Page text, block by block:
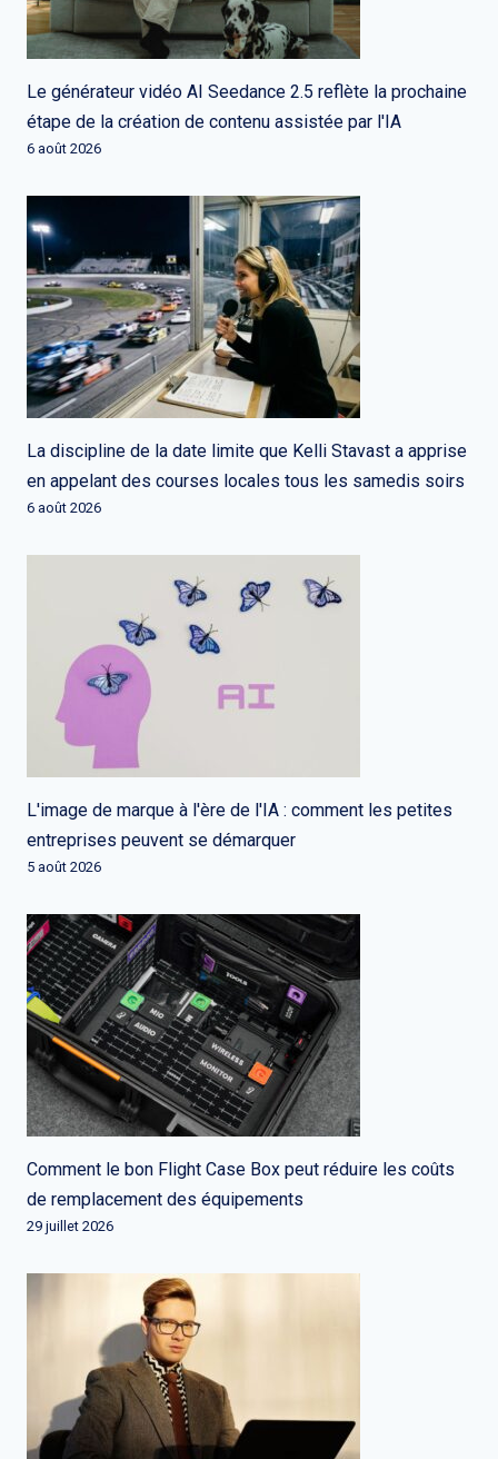
Le générateur vidéo AI Seedance 2.5 reflète la prochaine
étape de la création de contenu assistée par l'IA
6 août 2026
La discipline de la date limite que Kelli Stavast a apprise
en appelant des courses locales tous les samedis soirs
6 août 2026
L'image de marque à l'ère de l'IA : comment les petites
entreprises peuvent se démarquer
5 août 2026
Comment le bon Flight Case Box peut réduire les coûts
de remplacement des équipements
29 juillet 2026